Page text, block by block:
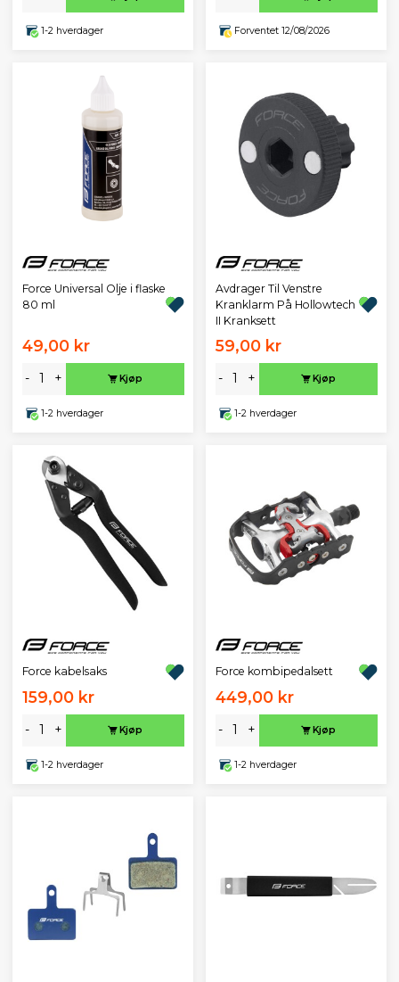
1-2 hverdager Forventet 12/08/2026
Force Universal Olje i flaske
80 ml
49,00 kr
- + Kjøp
1-2 hverdager
Avdrager Til Venstre
Kranklarm På Hollowtech
II Kranksett
59,00 kr
- + Kjøp
1-2 hverdager
Force kabelsaks
159,00 kr
- + Kjøp
1-2 hverdager
Force kombipedalsett
449,00 kr
- + Kjøp
1-2 hverdager